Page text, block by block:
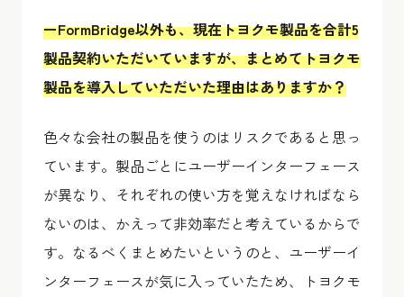
ーFormBridge以外も、現在トヨクモ製品を合計5
製品契約いただいていますが、まとめてトヨクモ
製品を導入していただいた理由はありますか？
色々な会社の製品を使うのはリスクであると思っ
ています。製品ごとにユーザーインターフェース
が異なり、それぞれの使い方を覚えなければなら
ないのは、かえって非効率だと考えているからで
す。なるべくまとめたいというのと、ユーザーイ
ンターフェースが気に入っていたため、トヨクモ